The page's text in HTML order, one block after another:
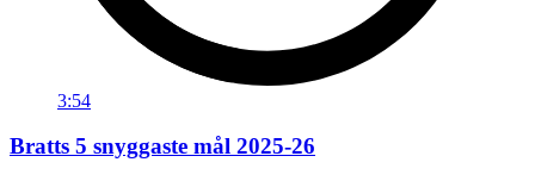
3:54
Bratts 5 snyggaste mål 2025-26